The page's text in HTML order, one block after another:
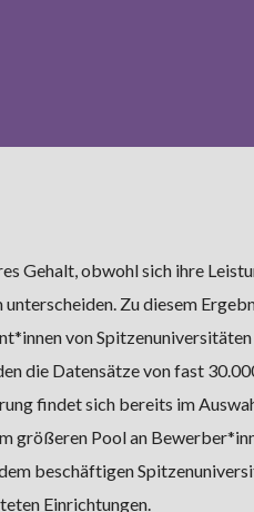
Gehalt, obwohl sich ihre
Zu diesem
von Spitzenuniversitäten
die Datensätze von fast
findet sich bereits im
größeren Pool an
beschäftigen
Einrichtungen.